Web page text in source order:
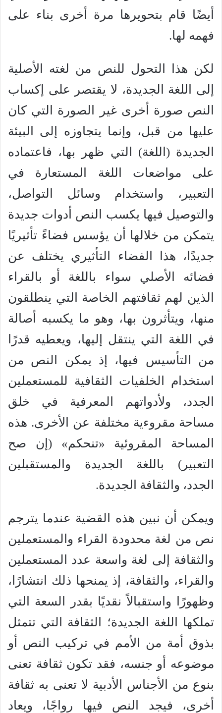
أيضًا قام بتحويرها مرة أخرى بناء على
فهمه لها.
لكن هذا التحول للنص من لغته الأصلية
إلى اللغة الجديدة، لا يقتصر على إكساب
النص صورة أخرى غير الصورة التي كان
عليها من قبل، وإنما يتجاوزه إلى البيئة
الجديدة (اللغة) التي ظهر بها، فاعتماده
على مواضعات اللغة المستعارة في
التعبير، واستخدام وسائل التواصل،
والتوصيل فيها يكسب النص أدوات جديدة
يتمكن من خلالها أن يؤسس فضاءً تأثيريًا
جديدًا، هذا الفضاء التأثيري يختلف عن
فضائه الأصلي سواء باللغة أو بالقراء
الذين لهم ثقافتهم الخاصة التي ينطلقون
منها، ويتأثرون بها، وهو ما يكسبه أصالة
في اللغة التي ينتقل إليها، ويعطيه قدرًا
من التأسيس فيها، إذ يمكن النص من
استخدام الخلفيات الثقافية للمستعملين
الجدد، ولأدواتهم المعرفية في خلق
مساحة مقروءية مختلفة عن الأخرى. هذه
المساحة المقروئية «تنحكم» (إن صح
التعبير) باللغة الجديدة والمستقبلين
الجدد، والثقافة الجديدة.
ويمكن أن نبين هذه القضية عندما يترجم
نص من لغة محدودة القراء والمستعملين
والثقافة إلى لغة واسعة عدد المستعملين
والقراء، والثقافة، إذ يمنحها ذلك انتشارًا،
وظهورًا واستقبالاً نقديًا بقدر السعة التي
تملكها اللغة الجديدة؛ الثقافة التي تتمثل
بذوق أمة من الأمم في تركيب النص أو
موضوعه أو جنسه، فقد تكون ثقافة تعنى
بنوع من الأجناس الأدبية لا تعنى به ثقافة
أخرى، فيجد النص فيها رواجًا، ويعاد